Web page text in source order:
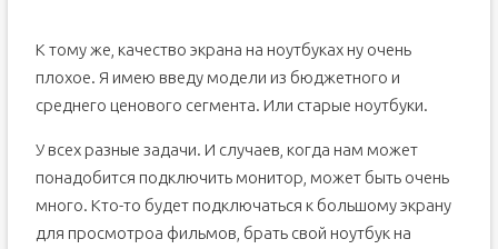
К тому же, качество экрана на ноутбуках ну очень
плохое. Я имею введу модели из бюджетного и
среднего ценового сегмента. Или старые ноутбуки.
У всех разные задачи. И случаев, когда нам может
понадобится подключить монитор, может быть очень
много. Кто-то будет подключаться к большому экрану
для просмотроа фильмов, брать свой ноутбук на